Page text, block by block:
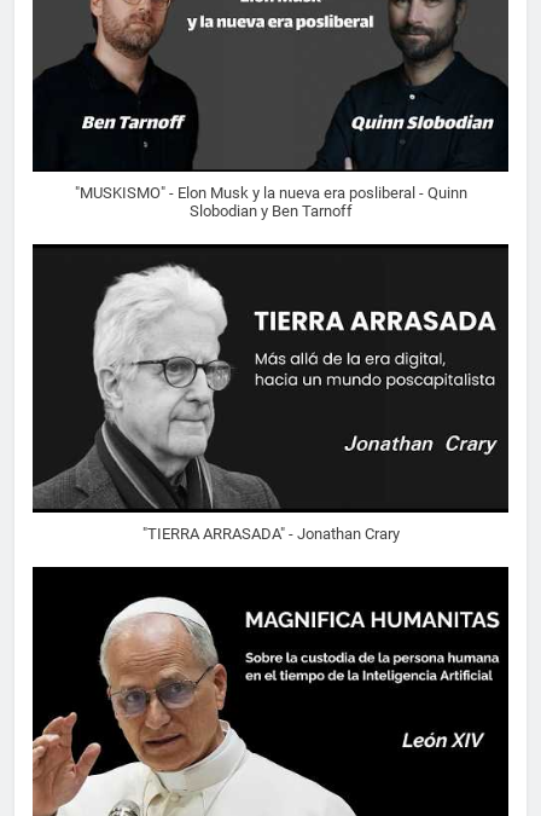
"MUSKISMO" - Elon Musk y la nueva era posliberal - Quinn
Slobodian y Ben Tarnoff
"TIERRA ARRASADA" - Jonathan Crary